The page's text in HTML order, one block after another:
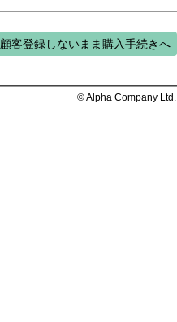
顧客登録しないまま購入手続きへ
© Alpha Company Ltd.